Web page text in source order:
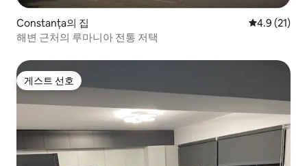
Constanța의 집 평점 4.9점
4.9 (21)
해변 근처의 루마니아 전통 저택
게스트 선호
게스트 선호